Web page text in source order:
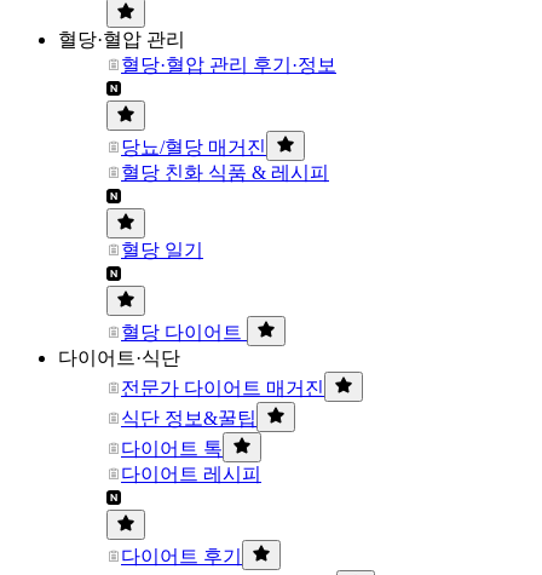
혈당·혈압 관리
혈당·혈압 관리 후기·정보
당뇨/혈당 매거진
혈당 친화 식품 & 레시피
혈당 일기
혈당 다이어트
다이어트·식단
전문가 다이어트 매거진
식단 정보&꿀팁
다이어트 톡
다이어트 레시피
다이어트 후기